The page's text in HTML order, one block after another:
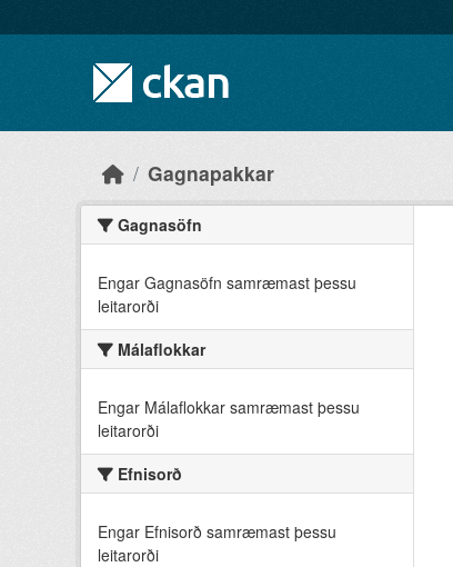
Gagnapakkar
Gagnasöfn
Engar Gagnasöfn samræmast þessu
leitarorði
Málaflokkar
Engar Málaflokkar samræmast þessu
leitarorði
Efnisorð
Engar Efnisorð samræmast þessu
leitarorði